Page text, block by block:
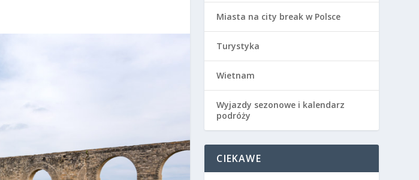
Miasta na city break w Polsce
Turystyka
Wietnam
Wyjazdy sezonowe i kalendarz
podróży
CIEKAWE